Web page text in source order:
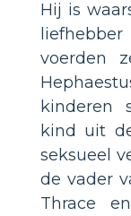
Hij is
voerden
kinderen
kind uit
seksueel
de vader
Thrace